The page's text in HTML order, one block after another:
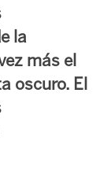
la
más el
oscuro. El